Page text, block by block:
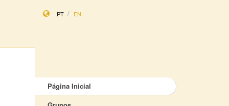
PT EN
Página Inicial